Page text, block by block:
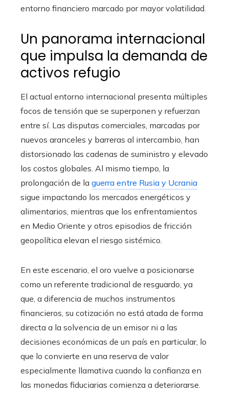
entorno financiero marcado por mayor volatilidad.
Un panorama internacional
que impulsa la demanda de
activos refugio
El actual entorno internacional presenta múltiples
focos de tensión que se superponen y refuerzan
entre sí. Las disputas comerciales, marcadas por
nuevos aranceles y barreras al intercambio, han
distorsionado las cadenas de suministro y elevado
los costos globales. Al mismo tiempo, la
prolongación de la guerra entre Rusia y Ucrania
sigue impactando los mercados energéticos y
alimentarios, mientras que los enfrentamientos
en Medio Oriente y otros episodios de fricción
geopolítica elevan el riesgo sistémico.
En este escenario, el oro vuelve a posicionarse
como un referente tradicional de resguardo, ya
que, a diferencia de muchos instrumentos
financieros, su cotización no está atada de forma
directa a la solvencia de un emisor ni a las
decisiones económicas de un país en particular, lo
que lo convierte en una reserva de valor
especialmente llamativa cuando la confianza en
las monedas fiduciarias comienza a deteriorarse.